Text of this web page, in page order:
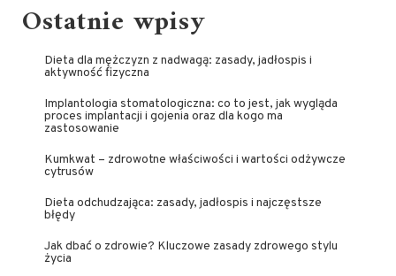
Ostatnie wpisy
Dieta dla mężczyzn z nadwagą: zasady, jadłospis i
aktywność fizyczna
Implantologia stomatologiczna: co to jest, jak wygląda
proces implantacji i gojenia oraz dla kogo ma
zastosowanie
Kumkwat – zdrowotne właściwości i wartości odżywcze
cytrusów
Dieta odchudzająca: zasady, jadłospis i najczęstsze
błędy
Jak dbać o zdrowie? Kluczowe zasady zdrowego stylu
życia